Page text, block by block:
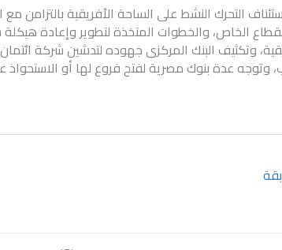
التحرك النشط على الساحة الأفريقية بالتزامن
الخاص، والخطوات المتخذة لتطوير وإعادة هيكلة
وتكثيف البنك المركزى جهوده لتدشين شركة
وتوجه عدة بنوك مصرية لفتح فروع لها أو الاستحواذ